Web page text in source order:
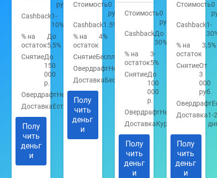
руб.
Cashback1-
10%
% на
остаток
До
5,5%
СнятиеДо
150
000
р.
ОвердрафтНет
ДоставкаЕсть
Полу
чить
деньг
и
Стоимость0
руб.
Cashback1.5%
% на
остаток
4%
СнятиеБесплатно
ОвердрафтНет
ДоставкаБесплатно
Полу
чить
деньг
и
Стоимость0
руб.
CashbackДо
30%
% на
остаток
3-
5%
СнятиеДо
100
000
р.
ОвердрафтНет
ДоставкаКурьером
Полу
чить
деньг
и
Стоимость0
Cashback1-
% на
остаток
3,5%
СнятиеОт
3
000
руб.
Овердрафт
Доставка1-2
Полу
чить
деньг
и